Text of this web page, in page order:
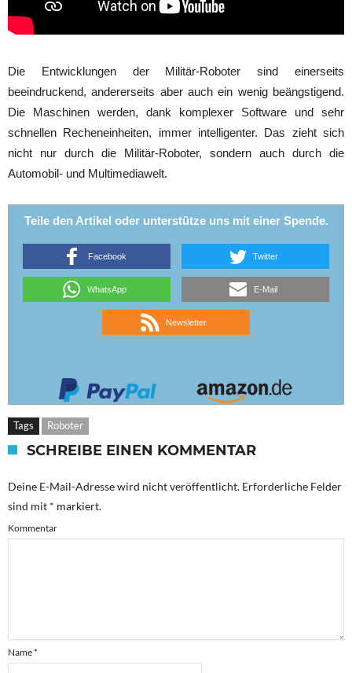
Die Entwicklungen der Militär-Roboter sind einerseits
beeindruckend, andererseits aber auch ein wenig beängstigend.
Die Maschinen werden, dank komplexer Software und sehr
schnellen Recheneinheiten, immer intelligenter. Das zieht sich
nicht nur durch die Militär-Roboter, sondern auch durch die
Automobil- und Multimediawelt.
Teile den Artikel oder unterstütze uns mit einer Spende.
Facebook Twitter
WhatsApp E-Mail
Newsletter
Tags Roboter
SCHREIBE EINEN KOMMENTAR
Deine E-Mail-Adresse wird nicht veröffentlicht. Erforderliche Felder
sind mit * markiert.
Kommentar
Name*